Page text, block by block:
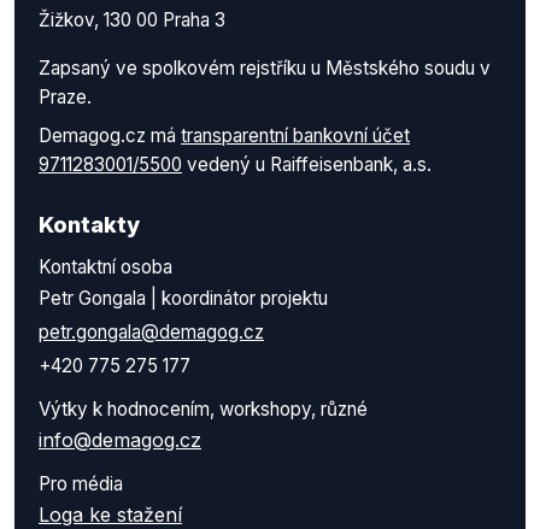
Žižkov, 130 00 Praha 3
Zapsaný ve spolkovém rejstříku u Městského soudu v
Praze.
Demagog.cz má transparentní bankovní účet
9711283001/5500 vedený u Raiffeisenbank, a.s.
Kontakty
Kontaktní osoba
Petr Gongala | koordinátor projektu
petr.gongala@demagog.cz
+420 775 275 177
Výtky k hodnocením, workshopy, různé
info@demagog.cz
Pro média
Loga ke stažení